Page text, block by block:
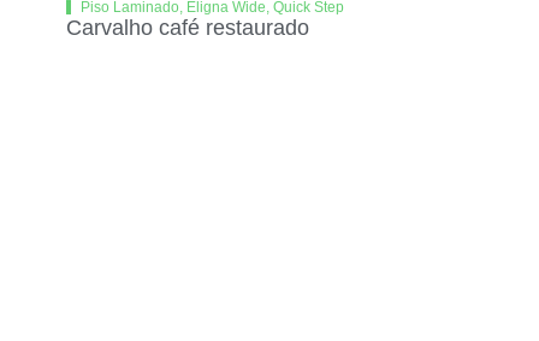
Piso Laminado, Eligna Wide, Quick Step
Carvalho café restaurado